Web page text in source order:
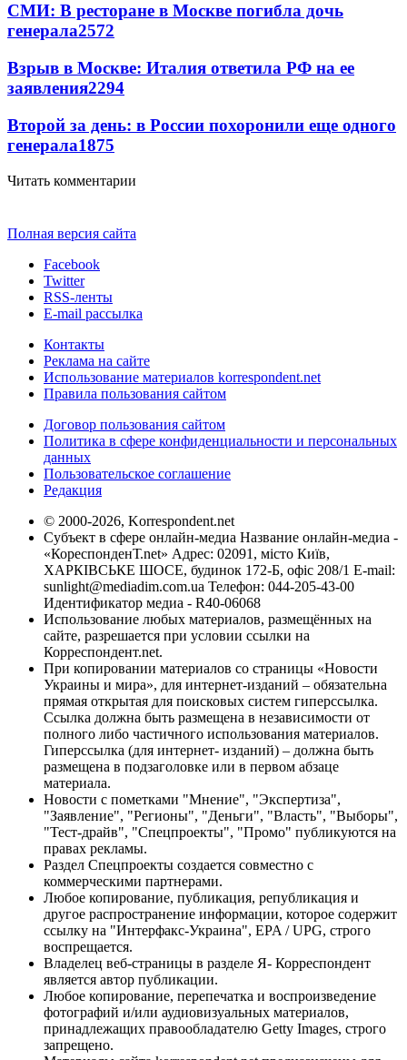
СМИ: В ресторане в Москве погибла дочь
генерала2572
Взрыв в Москве: Италия ответила РФ на ее
заявления2294
Второй за день: в России похоронили еще одного
генерала1875
Читать комментарии
Полная версия сайта
Facebook
Twitter
RSS-ленты
E-mail рассылка
Контакты
Реклама на сайте
Использование материалов korrespondent.net
Правила пользования сайтом
Договор пользования сайтом
Политика в сфере конфиденциальности и персональных
данных
Пользовательское соглашение
Редакция
© 2000-2026, Korrespondent.net
Субъект в сфере онлайн-медиа Название онлайн-медиа -
«КореспонденТ.net» Адрес: 02091, місто Київ,
ХАРКІВСЬКЕ ШОСЕ, будинок 172-Б, офіс 208/1 E-mail:
sunlight@mediadim.com.ua Телефон: 044-205-43-00
Идентификатор медиа - R40-06068
Использование любых материалов, размещённых на
сайте, разрешается при условии ссылки на
Корреспондент.net.
При копировании материалов со страницы «Новости
Украины и мира», для интернет-изданий – обязательна
прямая открытая для поисковых систем гиперссылка.
Ссылка должна быть размещена в независимости от
полного либо частичного использования материалов.
Гиперссылка (для интернет- изданий) – должна быть
размещена в подзаголовке или в первом абзаце
материала.
Новости с пометками "Мнение", "Экспертиза",
"Заявление", "Регионы", "Деньги", "Власть", "Выборы",
"Тест-драйв", "Спецпроекты", "Промо" публикуются на
правах рекламы.
Раздел Спецпроекты создается совместно с
коммерческими партнерами.
Любое копирование, публикация, републикация и
другое распространение информации, которое содержит
ссылку на "Интерфакс-Украина", EPA / UPG, строго
воспрещается.
Владелец веб-страницы в разделе Я- Корреспондент
является автор публикации.
Любое копирование, перепечатка и воспроизведение
фотографий и/или аудиовизуальных материалов,
принадлежащих правообладателю Getty Images, строго
запрещено.